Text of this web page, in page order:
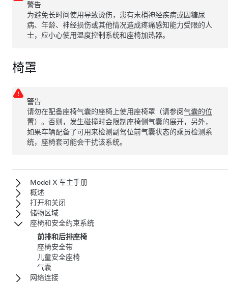
警告
为避免长时间使用导致烫伤，患有末梢神经疾病或因糖尿
病、年龄、神经损伤或其他情况造成疼痛感知能力受限的人
士，应小心使用温度控制系统和座椅加热器。
椅罩
警告
请勿在配备座椅气囊的座椅上使用座椅罩（请参阅气囊的位
置）。否则，发生碰撞时会限制座椅侧气囊的展开，另外，
如果车辆配备了可用来检测副驾位前气囊状态的乘员检测系
统，座椅套可能会干扰该系统。
Model X 车主手册
概述
打开和关闭
储物区域
座椅和安全约束系统
前排和后排座椅
座椅安全带
儿童安全座椅
气囊
网络连接